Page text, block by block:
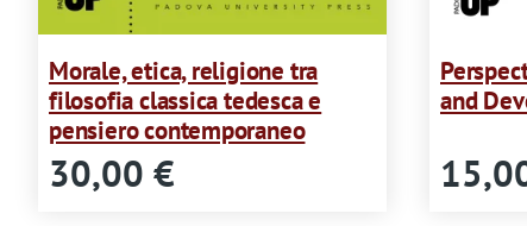
Morale, etica, religione tra
filosofia classica tedesca e
pensiero contemporaneo
30,00 €
and